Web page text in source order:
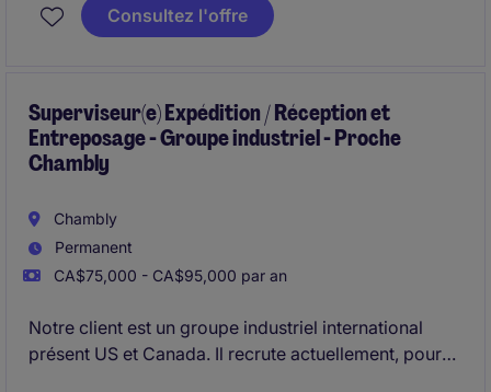
company with an outstanding reputation.
Consultez l'offre
Superviseur(e) Expédition / Réception et
Entreposage - Groupe industriel - Proche
Chambly
Chambly
Permanent
CA$75,000 - CA$95,000 par an
Notre client est un groupe industriel international
présent US et Canada. Il recrute actuellement, pour